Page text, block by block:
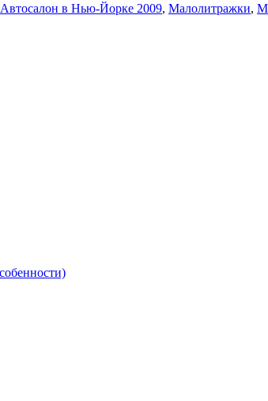
Автосалон в Нью-Йорке 2009, Малолитражки,